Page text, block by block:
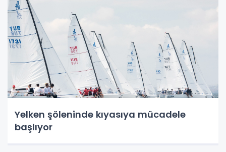
Yelken şöleninde kıyasıya mücadele
başlıyor